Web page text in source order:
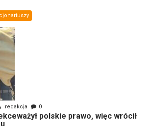
redakcja 0
polskie prawo, więc wrócił